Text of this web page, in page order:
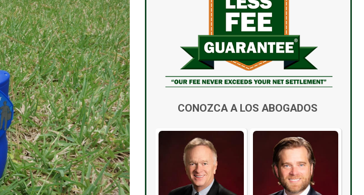
CONOZCA A LOS ABOGADOS